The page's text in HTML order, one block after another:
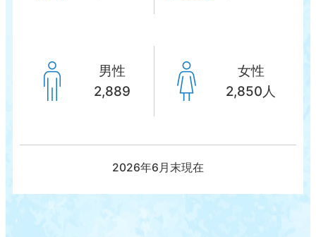
男性
2,889
女性
2,850人
2026年6月末現在